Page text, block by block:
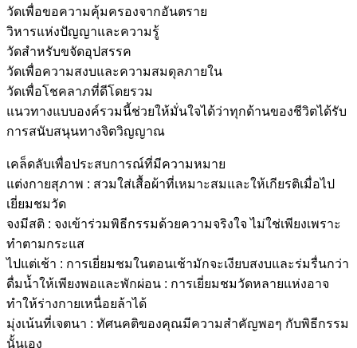
วัดเพื่อขอความคุ้มครองจากอันตราย
วิหารแห่งปัญญาและความรู้
วัดสำหรับขจัดอุปสรรค
วัดเพื่อความสงบและความสมดุลภายใน
วัดเพื่อโชคลาภที่ดีโดยรวม
แนวทางแบบองค์รวมนี้ช่วยให้มั่นใจได้ว่าทุกด้านของชีวิตได้รับ
การสนับสนุนทางจิตวิญญาณ
เคล็ดลับเพื่อประสบการณ์ที่มีความหมาย
แต่งกายสุภาพ : สวมใส่เสื้อผ้าที่เหมาะสมและให้เกียรติเมื่อไป
เยี่ยมชมวัด
จงมีสติ : จงเข้าร่วมพิธีกรรมด้วยความจริงใจ ไม่ใช่เพียงเพราะ
ทำตามกระแส
ไปแต่เช้า : การเยี่ยมชมในตอนเช้ามักจะเงียบสงบและร่มรื่นกว่า
ดื่มน้ำให้เพียงพอและพักผ่อน : การเยี่ยมชมวัดหลายแห่งอาจ
ทำให้ร่างกายเหนื่อยล้าได้
มุ่งเน้นที่เจตนา : ทัศนคติของคุณมีความสำคัญพอๆ กับพิธีกรรม
นั้นเอง